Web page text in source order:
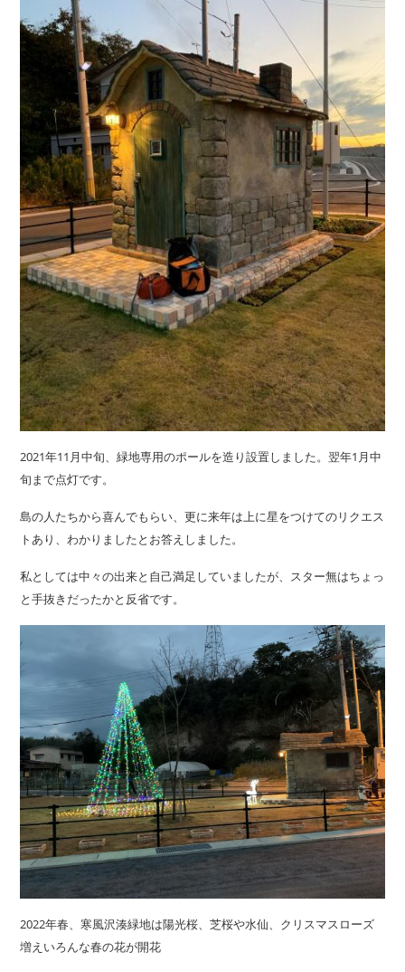
2021年11月中旬、緑地専用のポールを造り設置しました。翌年1月中
旬まで点灯です。
島の人たちから喜んでもらい、更に来年は上に星をつけてのリクエス
トあり、わかりましたとお答えしました。
私としては中々の出来と自己満足していましたが、スター無はちょっ
と手抜きだったかと反省です。
2022年春、寒風沢湊緑地は陽光桜、芝桜や水仙、クリスマスローズ
増えいろんな春の花が開花